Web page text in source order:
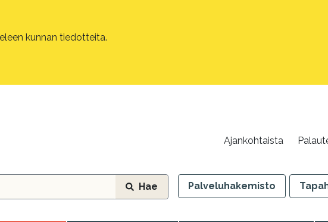
kunnan tiedotteita.
Ajankohtaista
Hae Palveluhakemisto